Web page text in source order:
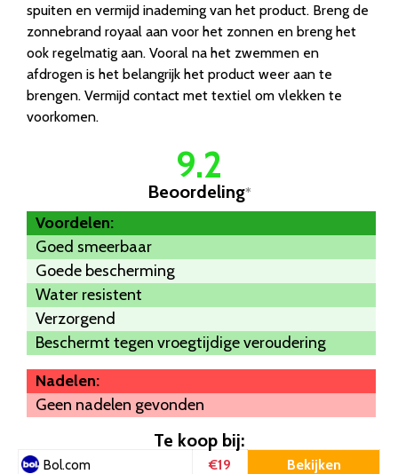
spuiten en vermijd inademing van het product. Breng de
zonnebrand royaal aan voor het zonnen en breng het
ook regelmatig aan. Vooral na het zwemmen en
afdrogen is het belangrijk het product weer aan te
brengen. Vermijd contact met textiel om vlekken te
voorkomen.
9.2
Beoordeling*
Voordelen:
Goed smeerbaar
Goede bescherming
Water resistent
Verzorgend
Beschermt tegen vroegtijdige veroudering
Nadelen:
Geen nadelen gevonden
Te koop bij:
Bol.com €19 Bekijken